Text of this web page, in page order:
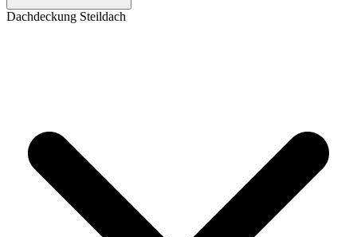
Dachdeckung Steildach